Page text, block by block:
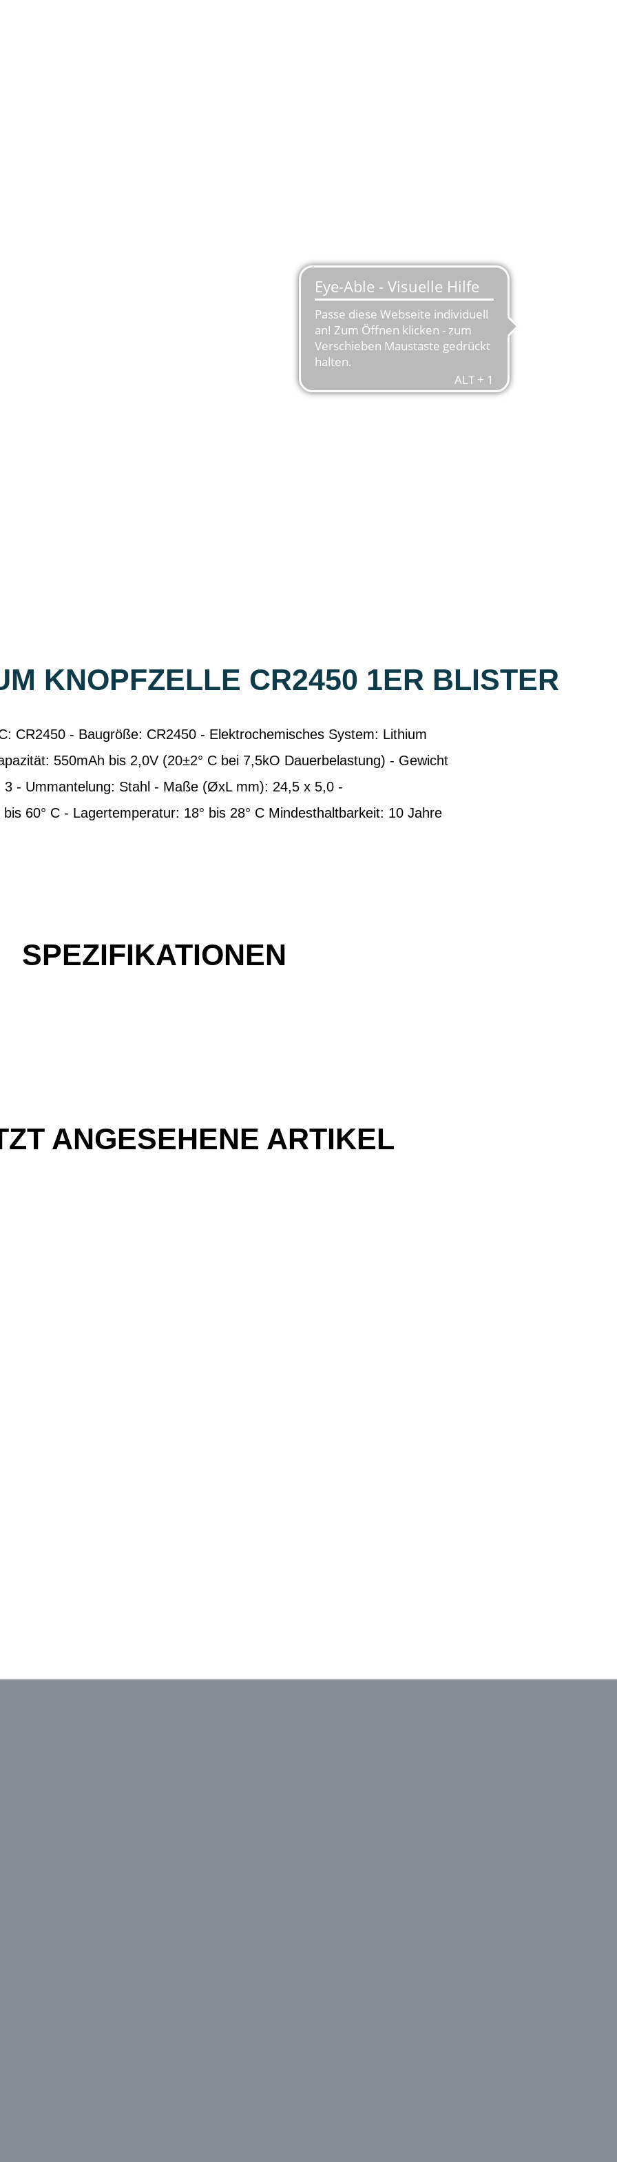
KNOPFZELLE CR2450 1ER BLISTER
CR2450 - Baugröße: CR2450 - Elektrochemisches System: Lithium
550mAh bis 2,0V (20±2° C bei 7,5kO Dauerbelastung) - Gewicht
- Ummantelung: Stahl - Maße (ØxL mm): 24,5 x 5,0 -
60° C - Lagertemperatur: 18° bis 28° C Mindesthaltbarkeit: 10 Jahre
SPEZIFIKATIONEN
ANGESEHENE ARTIKEL